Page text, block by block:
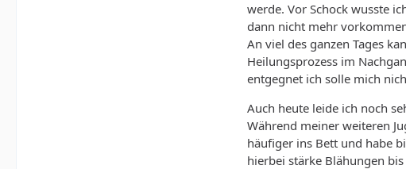
werde. Vor Schock wusste
dann nicht mehr
An viel des ganzen Tages
Heilungsprozess im
entgegnet ich solle mich
Auch heute leide ich noch
Während meiner weiteren
häufiger ins Bett und habe
hierbei stärke Blähungen